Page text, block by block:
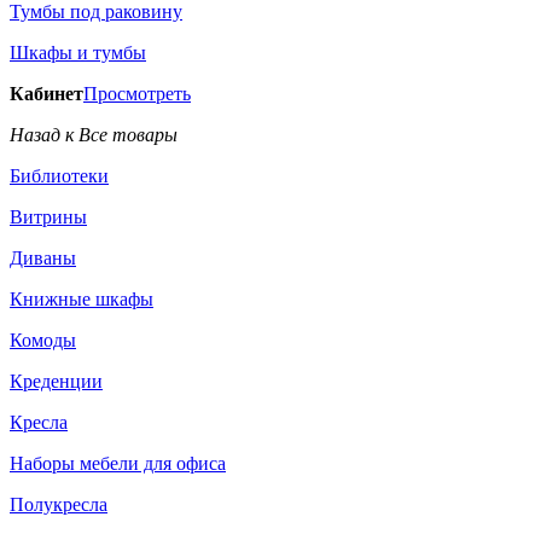
Тумбы под раковину
Шкафы и тумбы
КабинетПросмотреть
Назад к Все товары
Библиотеки
Витрины
Диваны
Книжные шкафы
Комоды
Креденции
Кресла
Наборы мебели для офиса
Полукресла